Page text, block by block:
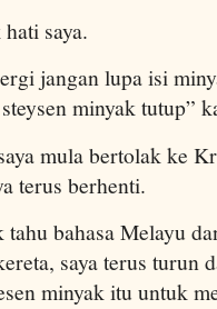
saya.
jangan lupa isi
minyak tutup”
mula bertolak ke
terus berhenti.
bahasa Melayu
saya terus turun
minyak itu untuk